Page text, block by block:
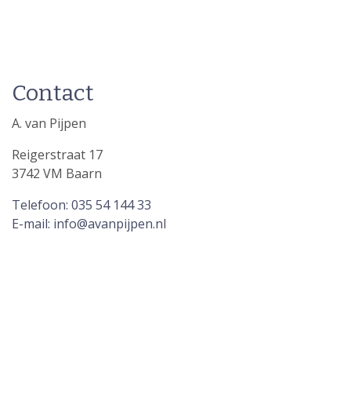
Contact
A. van Pijpen
Reigerstraat 17
3742 VM Baarn
Telefoon: 035 54 144 33
E-mail: info@avanpijpen.nl